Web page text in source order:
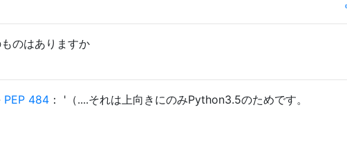
のはありますか
PEP 484 ： '（....それは上向きにのみPython3.5のためです。